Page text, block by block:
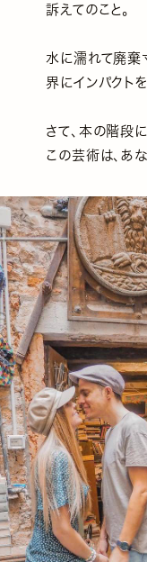
訴えてのこと。
水に濡れて廃棄
界にインパクト
さて、本の階段
この芸術は、あ